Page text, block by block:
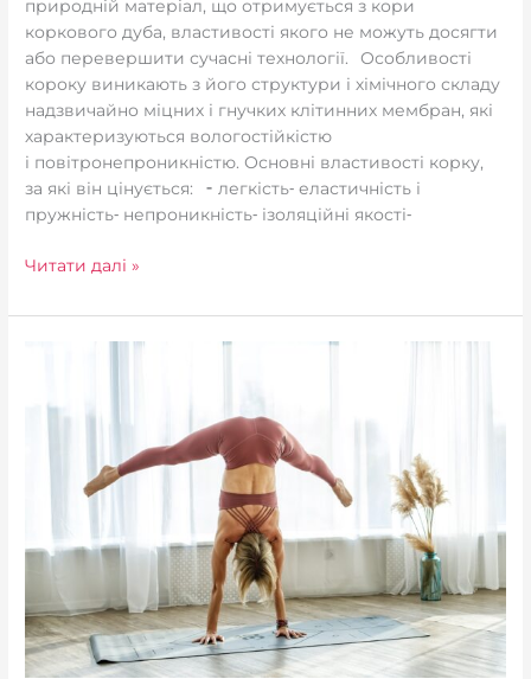
природній матеріал, що отримується з кори
коркового дуба, властивості якого не можуть досягти
або перевершити сучасні технології.⠀Особливості
короку виникають з його структури і хімічного складу
надзвичайно міцних і гнучких клітинних мембран, які
характеризуються вологостійкістю
і повітронепроникністю. Основні властивості корку,
за які він цінується:⠀⁃ легкість⁃ еластичність і
пружність⁃ непроникність⁃ ізоляційні якості⁃
Читати далі »
хочуть